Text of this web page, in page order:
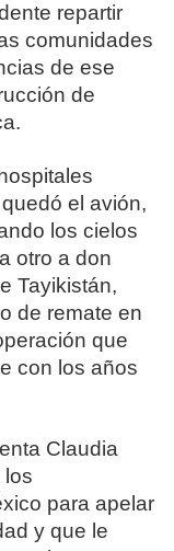
repartir
comunidades
de ese
de
el avión,
los cielos
otro a don
Tayikistán,
de remate en
que
con los años
Claudia
los
para apelar
y que le